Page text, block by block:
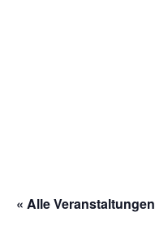
« Alle Veranstaltungen